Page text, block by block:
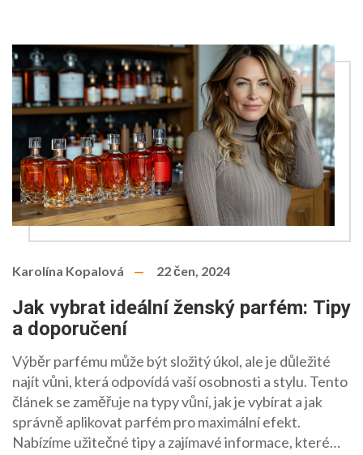
Karolína Kopalová 22 čen, 2024
Jak vybrat ideální ženský parfém: Tipy
a doporučení
Výběr parfému může být složitý úkol, ale je důležité
najít vůni, která odpovídá vaší osobnosti a stylu. Tento
článek se zaměřuje na typy vůní, jak je vybírat a jak
správně aplikovat parfém pro maximální efekt.
Nabízíme užitečné tipy a zajímavé informace, které